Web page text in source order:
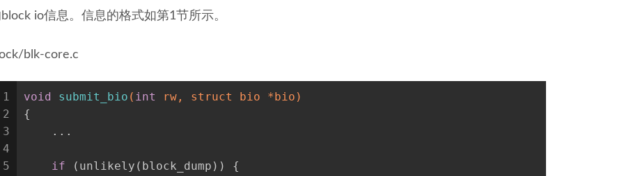
io信息。信息的格式如第1节所示。
blk-core.c
1
2
3
4
5
void submit_bio ( int
rw, struct bio *bio)
{
    ...
if (unlikely(block_dump)) {